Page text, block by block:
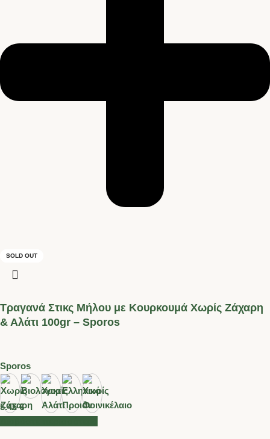
SOLD OUT
Τραγανά Στικς Μήλου με Κουρκουμά Χωρίς Ζάχαρη
& Αλάτι 100gr – Sporos
Sporos
5.45€
SOLD OUT